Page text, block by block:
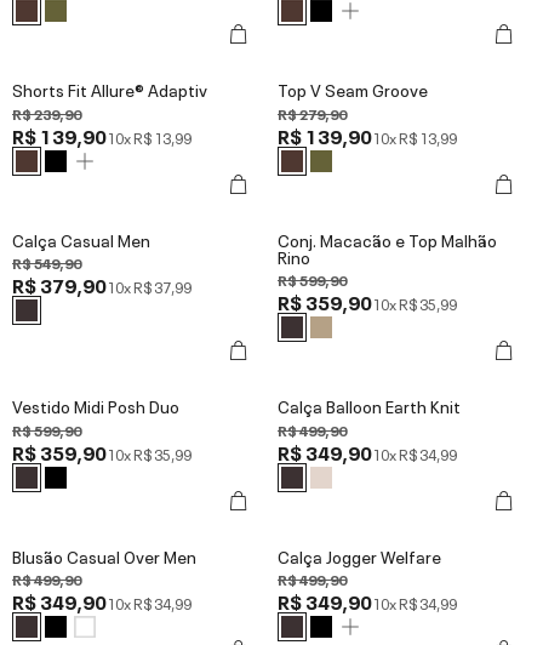
Shorts Fit Allure® Adaptiv
R$ 239,90
R$ 139,9010xR$ 13,99
Top V Seam Groove
R$ 279,90
R$ 139,9010xR$ 13,99
Calça Casual Men
R$ 549,90
R$ 379,9010xR$ 37,99
Conj. Macacão e Top Malhão
Rino
R$ 599,90
R$ 359,9010xR$ 35,99
Vestido Midi Posh Duo
R$ 599,90
R$ 359,9010xR$ 35,99
Calça Balloon Earth Knit
R$ 499,90
R$ 349,9010xR$ 34,99
Blusão Casual Over Men
R$ 499,90
R$ 349,9010xR$ 34,99
Calça Jogger Welfare
R$ 499,90
R$ 349,9010xR$ 34,99